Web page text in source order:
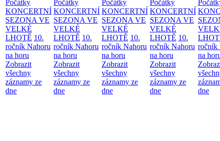
Počátky
KONCERTNÍ
SEZONA VE
VELKÉ
LHOTĚ 10.
ročník Nahoru
na horu
Zobrazit
všechny
záznamy ze
dne
Počátky
KONCERTNÍ
SEZONA VE
VELKÉ
LHOTĚ 10.
ročník Nahoru
na horu
Zobrazit
všechny
záznamy ze
dne
Počátky
KONCERTNÍ
SEZONA VE
VELKÉ
LHOTĚ 10.
ročník Nahoru
na horu
Zobrazit
všechny
záznamy ze
dne
Počátky
KONCERTNÍ
SEZONA VE
VELKÉ
LHOTĚ 10.
ročník Nahoru
na horu
Zobrazit
všechny
záznamy ze
dne
ročník
na
dne